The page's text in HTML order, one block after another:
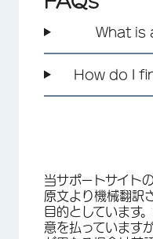
What is
How do I
当サポートサイト
原文より機械翻訳
目的としています
意を払っています